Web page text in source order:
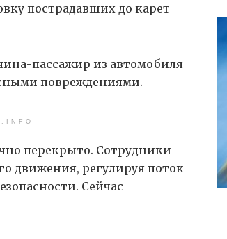
пострадавших до карет
пассажир из автомобиля
повреждениями.
перекрыто. Сотрудники
движения, регулируя поток
Сейчас